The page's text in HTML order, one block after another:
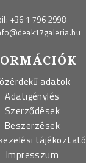
+36 1 796 2998
adatok
Adatigénylés
Szerződések
Beszerzések
tájékoztató
Impresszum